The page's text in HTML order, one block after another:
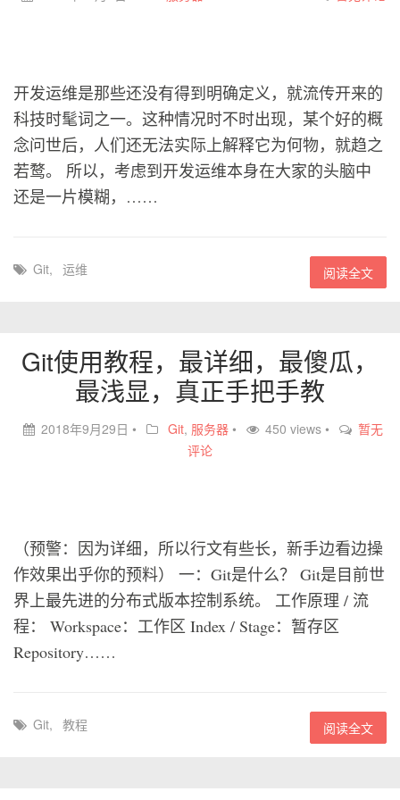
开发运维是那些还没有得到明确定义，就流传开来的
科技时髦词之一。这种情况时不时出现，某个好的概
念问世后，人们还无法实际上解释它为何物，就趋之
若鹜。 所以，考虑到开发运维本身在大家的头脑中
还是一片模糊，……
Git, 运维 阅读全文
Git使用教程，最详细，最傻瓜，
最浅显，真正手把手教
2018年9月29日 • Git, 服务器 • 450 views •
暂无
评论
（预警：因为详细，所以行文有些长，新手边看边操
作效果出乎你的预料） 一：Git是什么？ Git是目前世
界上最先进的分布式版本控制系统。 工作原理 / 流
程： Workspace：工作区 Index / Stage：暂存区
Repository……
Git, 教程 阅读全文